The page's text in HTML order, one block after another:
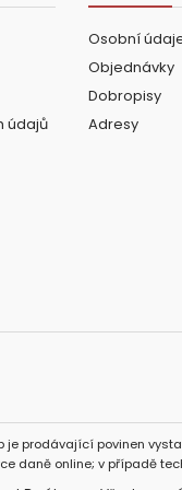
údajů
Osobní
Objednávky
Dobropisy
Adresy
je prodávající povinen
daně online; v případě